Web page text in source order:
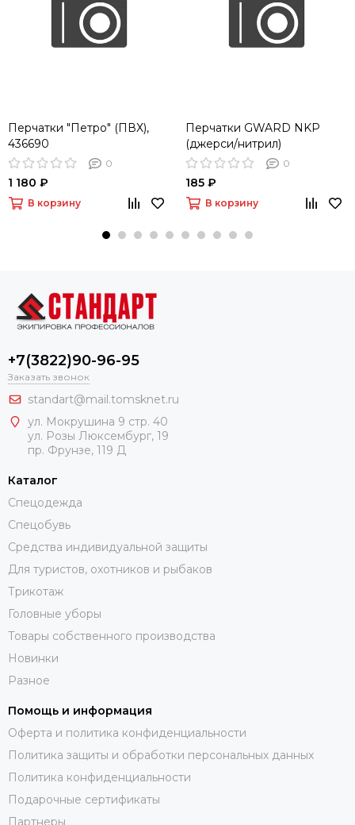
Перчатки "Петро" (ПВХ),
436690
0
1 180 ₽
В корзину
Перчатки GWARD NKP
(джерси/нитрил)
0
185 ₽
В корзину
+7(3822)90-96-95
Заказать звонок
standart@mail.tomsknet.ru
ул. Мокрушина 9 стр. 40
ул. Розы Люксембург, 19
пр. Фрунзе, 119 Д
Каталог
Спецодежда
Спецобувь
Средства индивидуальной защиты
Для туристов, охотников и рыбаков
Трикотаж
Головные уборы
Товары собственного производства
Новинки
Разное
Помощь и информация
Оферта и политика конфиденциальности
Политика защиты и обработки персональных данных
Политика конфиденциальности
Подарочные сертификаты
Партнеры